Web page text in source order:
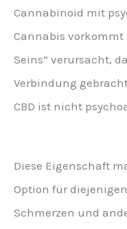
Cannabinoid mit
Cannabis vorkommt
Seins“ verursacht,
Verbindung
CBD ist nicht
Diese Eigenschaft
Option für
Schmerzen und